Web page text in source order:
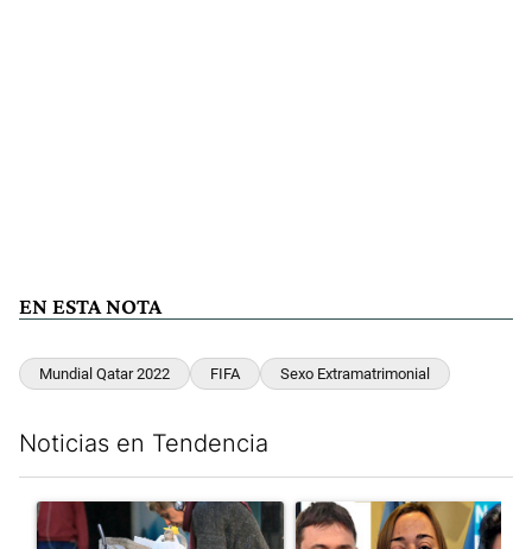
EN ESTA NOTA
Mundial Qatar 2022 FIFA Sexo Extramatrimonial
Noticias en Tendencia
Un artículo de tendencia con el título "Para el Gobierno, la
Un artículo de tendencia con